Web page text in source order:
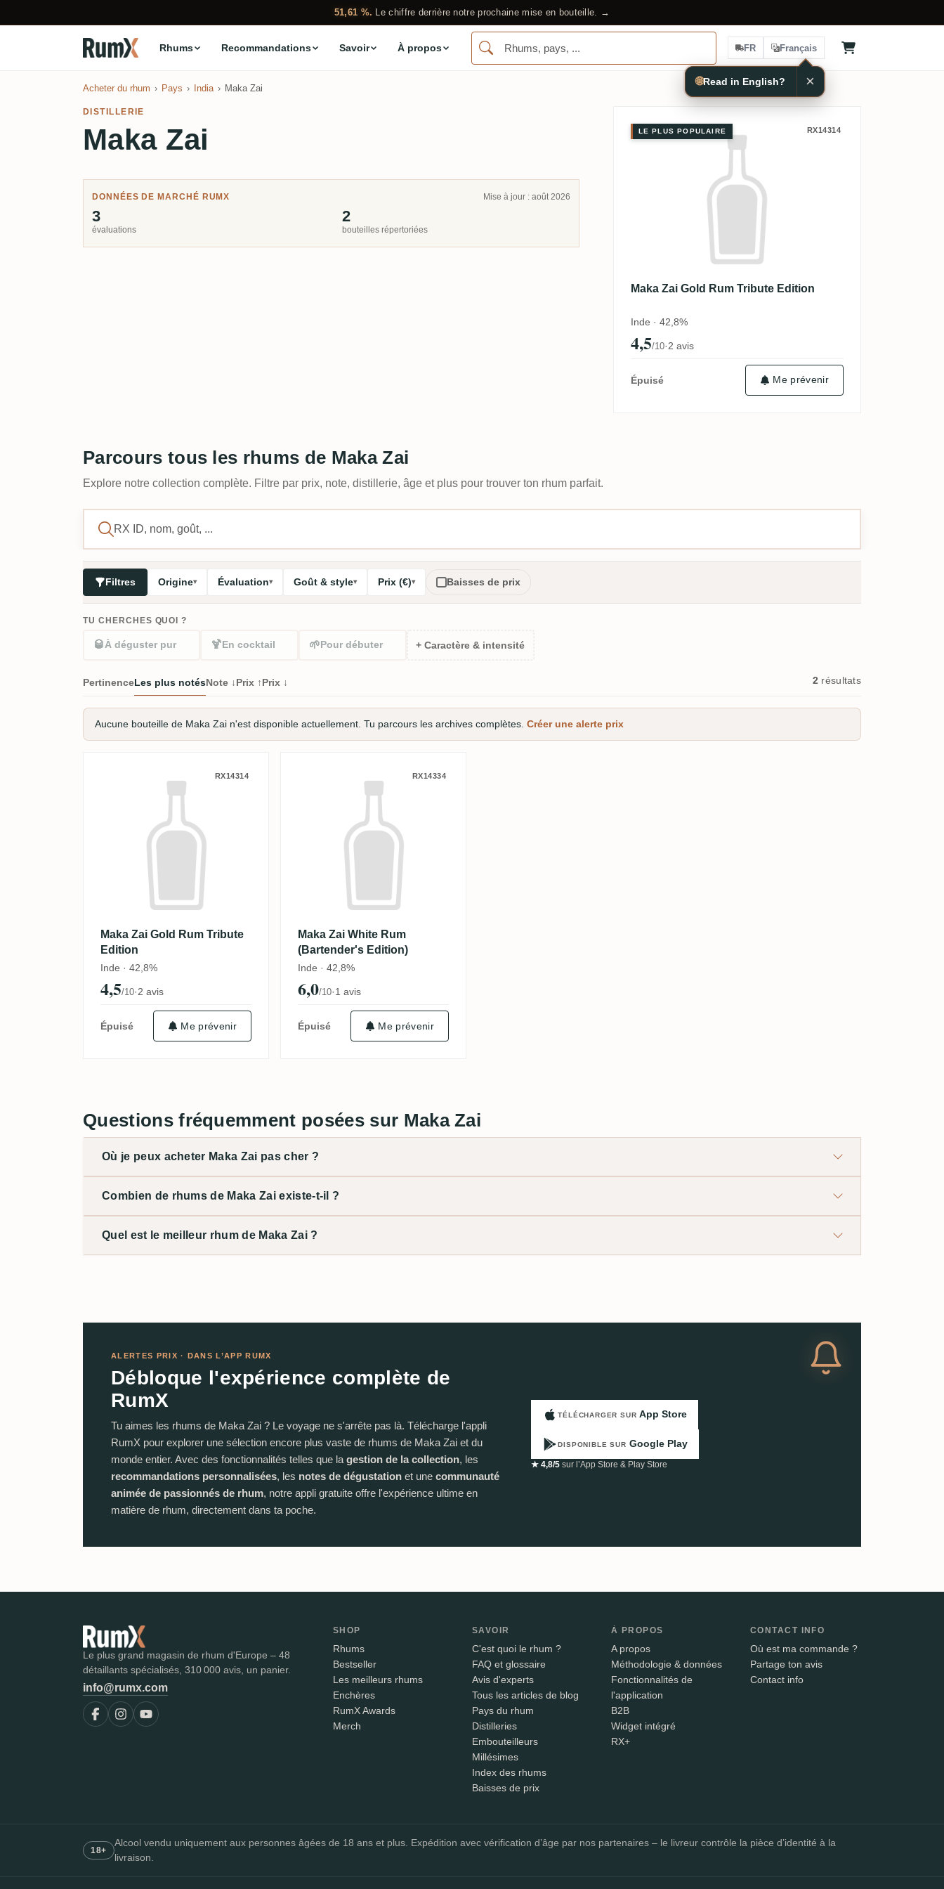
51,61 %. Le chiffre derrière notre prochaine mise en bouteille. →
Rhums Recommandations Savoir À propos FR Français
Acheter du rhum Pays India Maka Zai
DISTILLERIE
Maka Zai
DONNÉES DE MARCHÉ RUMX Mise à jour : août 2026
évaluations
3
bouteilles répertoriées
2
Maka Zai Gold Rum Tribute Edition
LE PLUS POPULAIRE RX14314
Maka Zai Gold Rum Tribute Edition
Inde · 42,8%
4,5/10·2 avis
Épuisé Me prévenir
Parcours tous les rhums de Maka Zai
Explore notre collection complète. Filtre par prix, note, distillerie, âge et plus pour trouver ton rhum parfait.
Filtres Origine Évaluation Goût & style Prix (€) Baisses de prix
TU CHERCHES QUOI ?
🥃À déguster pur 🍹 En cocktail 🌱 Pour débuter + Caractère & intensité
PertinenceLes plus notésNote ↓Prix ↑Prix ↓ 2 résultats
Aucune bouteille de Maka Zai n'est disponible actuellement. Tu parcours les archives complètes. Créer une alerte prix
Maka Zai Gold Rum Tribute Edition
RX14314
Maka Zai Gold Rum Tribute
Edition
Inde · 42,8%
4,5/10·2 avis
Épuisé Me prévenir
Maka Zai White Rum (Bartender's Edition)
RX14334
Maka Zai White Rum
(Bartender's Edition)
Inde · 42,8%
6,0/10·1 avis
Épuisé Me prévenir
Questions fréquemment posées sur Maka Zai
Où je peux acheter Maka Zai pas cher ?
Combien de rhums de Maka Zai existe-t-il ?
Quel est le meilleur rhum de Maka Zai ?
ALERTES PRIX · DANS L’APP RUMX
Débloque l'expérience complète de
RumX
Tu aimes les rhums de Maka Zai ? Le voyage ne s'arrête pas là. Télécharge l'appli
RumX pour explorer une sélection encore plus vaste de rhums de Maka Zai et du
monde entier. Avec des fonctionnalités telles que la gestion de la collection, les
recommandations personnalisées, les notes de dégustation et une communauté
animée de passionnés de rhum, notre appli gratuite offre l'expérience ultime en
matière de rhum, directement dans ta poche.
TÉLÉCHARGER SUR App Store
DISPONIBLE SUR Google Play
★ 4,8/5 sur l’App Store & Play Store
Le plus grand magasin de rhum d'Europe – 48
détaillants spécialisés, 310 000 avis, un panier.
info@rumx.com
SHOP
Rhums
Bestseller
Les meilleurs rhums
Enchères
RumX Awards
Merch
SAVOIR
C'est quoi le rhum ?
FAQ et glossaire
Avis d'experts
Tous les articles de blog
Pays du rhum
Distilleries
Embouteilleurs
Millésimes
Index des rhums
Baisses de prix
À PROPOS
A propos
Méthodologie & données
Fonctionnalités de
l'application
B2B
Widget intégré
RX+
CONTACT INFO
Où est ma commande ?
Partage ton avis
Contact info
18+
Alcool vendu uniquement aux personnes âgées de 18 ans et plus. Expédition avec vérification d’âge par nos partenaires – le livreur contrôle la pièce d’identité à la
livraison.
🌐Read in English? ×